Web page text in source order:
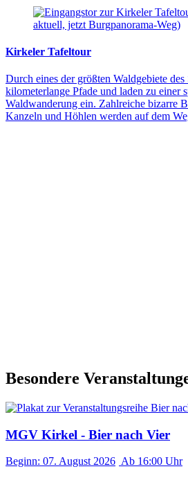
Kirkeler Tafeltour
Durch eines der größten Waldgebiete des
kilometerlange Pfade und laden zu einer
Waldwanderung ein. Zahlreiche bizarre
Kanzeln und Höhlen werden auf dem
Besondere
MGV Kirkel - Bier nach Vier
Beginn: 07. August 2026 Ab 16:00 Uhr